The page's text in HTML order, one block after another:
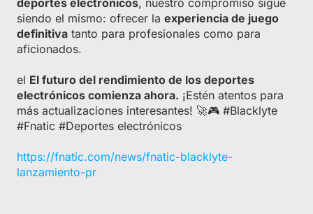
siendo el mismo: ofrecer la experiencia de juego
definitiva tanto para profesionales como para
aficionados.
el El futuro del rendimiento de los deportes
electrónicos comienza ahora. ¡Estén atentos para
más actualizaciones interesantes! 🚀🎮 #Blacklyte
#Fnatic #Deportes electrónicos
https://fnatic.com/news/fnatic-blacklyte-
lanzamiento-pr